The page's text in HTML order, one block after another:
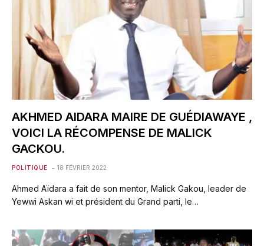
AKHMED AIDARA MAIRE DE GUÉDIAWAYE ,
VOICI LA RÉCOMPENSE DE MALICK
GACKOU.
POLITIQUE 18 FÉVRIER 2022
Ahmed Aïdara a fait de son mentor, Malick Gakou, leader de
Yewwi Askan wi et président du Grand parti, le…